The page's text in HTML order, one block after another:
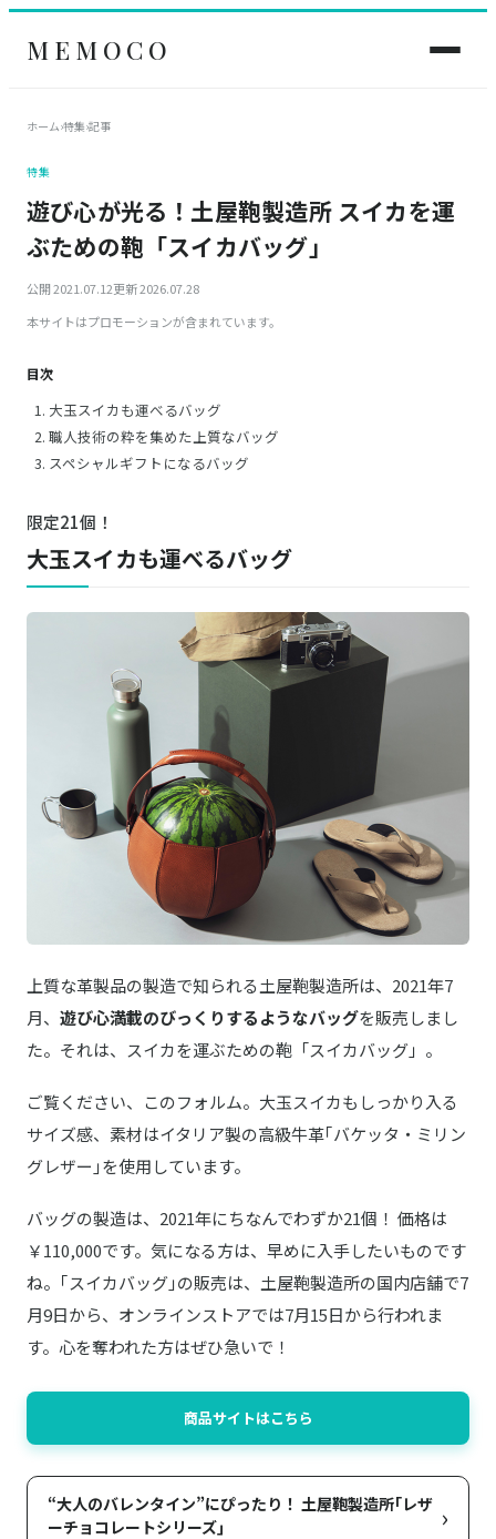
MEMOCO
ホーム›特集›記事
特集
遊び心が光る！土屋鞄製造所 スイカを運
ぶための鞄「スイカバッグ」
公開 2021.07.12更新 2026.07.28
本サイトはプロモーションが含まれています。
目次
大玉スイカも運べるバッグ
職人技術の粋を集めた上質なバッグ
スペシャルギフトになるバッグ
限定21個！
大玉スイカも運べるバッグ
上質な革製品の製造で知られる土屋鞄製造所は、2021年7
月、 遊び心満載のびっくりするようなバッグを販売しまし
た。それは、スイカを運ぶための鞄「スイカバッグ」。
ご覧ください、このフォルム。大玉スイカもしっかり入る
サイズ感、素材はイタリア製の高級牛革｢バケッタ・ミリン
グレザー｣を使用しています。
バッグの製造は、2021年にちなんでわずか21個！ 価格は
￥110,000です。気になる方は、早めに入手したいものです
ね。｢スイカバッグ｣の販売は、土屋鞄製造所の国内店舗で7
月9日から、オンラインストアでは7月15日から行われま
す。心を奪われた方はぜひ急いで！
商品サイトはこちら
“大人のバレンタイン”にぴったり！ 土屋鞄製造所｢レザ
ーチョコレートシリーズ｣
›